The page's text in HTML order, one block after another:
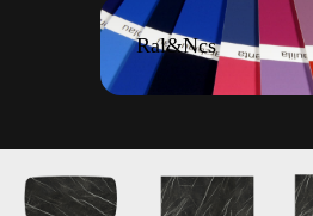
Ral&Ncs